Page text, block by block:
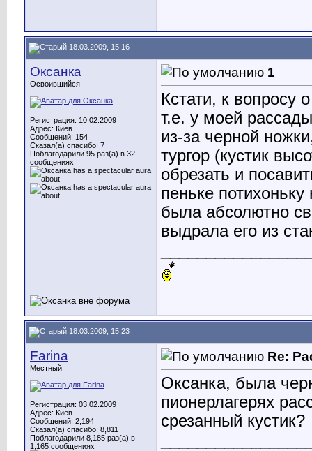
18.03.2009, 15:16
Оксанка
Освоившийся
Регистрация: 10.02.2009
Адрес: Киев
Сообщений: 154
Сказал(а) спасибо: 7
Поблагодарили 95 раз(а) в 32
сообщениях
1
Кстати, к вопросу
т.е. у моей
из-за черной
тургор (кустик
обрезать и
пеньке
была абсолютно
выдрала его из
18.03.2009, 15:23
Farina
Местный
Регистрация: 03.02.2009
Адрес: Киев
Сообщений: 2,194
Сказал(а) спасибо: 8,811
Поблагодарили 8,185 раз(а) в
1,165 сообщениях
Re:
Оксанка, была
пионерлагерях
срезанный кустик?